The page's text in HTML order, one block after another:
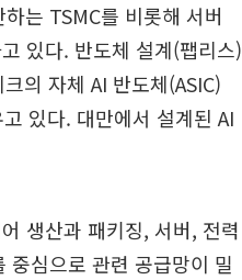
는 TSMC를 비롯해 서버
있다. 반도체 설계(팹리스)
의 자체 AI 반도체(ASIC)
있다. 대만에서 설계된 AI
생산과 패키징, 서버, 전력
중심으로 관련 공급망이 밀